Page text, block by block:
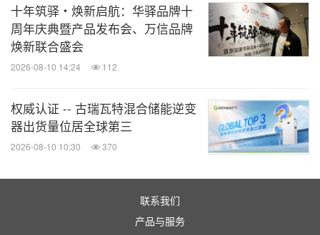
十年筑驿・焕新启航：华驿品牌十
周年庆典暨产品发布会、万信品牌
焕新联合盛会
2026-08-10 14:24 112
权威认证 -- 古瑞瓦特混合储能逆变
器出货量位居全球第三
2026-08-10 10:30 370
联系我们
产品与服务